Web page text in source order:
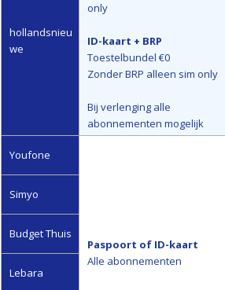
hollandsnieu
we
only
ID-kaart + BRP
Toestelbundel €0
Zonder BRP alleen sim only
Bij verlenging alle
abonnementen mogelijk
Youfone
Paspoort of ID-kaart
Alle abonnementen
Simyo
Budget Thuis
Lebara